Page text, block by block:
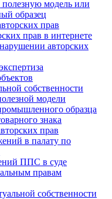
полезную модель или
образец
прав
прав в интернете
авторских
собственности
модели
образца
знака
прав
в палату по
ППС в суде
правам
собственности